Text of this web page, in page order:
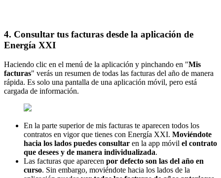
4. Consultar tus facturas desde la aplicación de
Energía XXI
Haciendo clic en el menú de la aplicación y pinchando en "Mis
facturas" verás un resumen de todas las facturas del año de manera
rápida. Es solo una pantalla de una aplicación móvil, pero está
cargada de información.
En la parte superior de mis facturas te aparecen todos los
contratos en vigor que tienes con Energía XXI. Moviéndote
hacia los lados puedes consultar en la app móvil el contrato
que desees y de manera individualizada.
Las facturas que aparecen por defecto son las del año en
curso. Sin embargo, moviéndote hacia los lados de la